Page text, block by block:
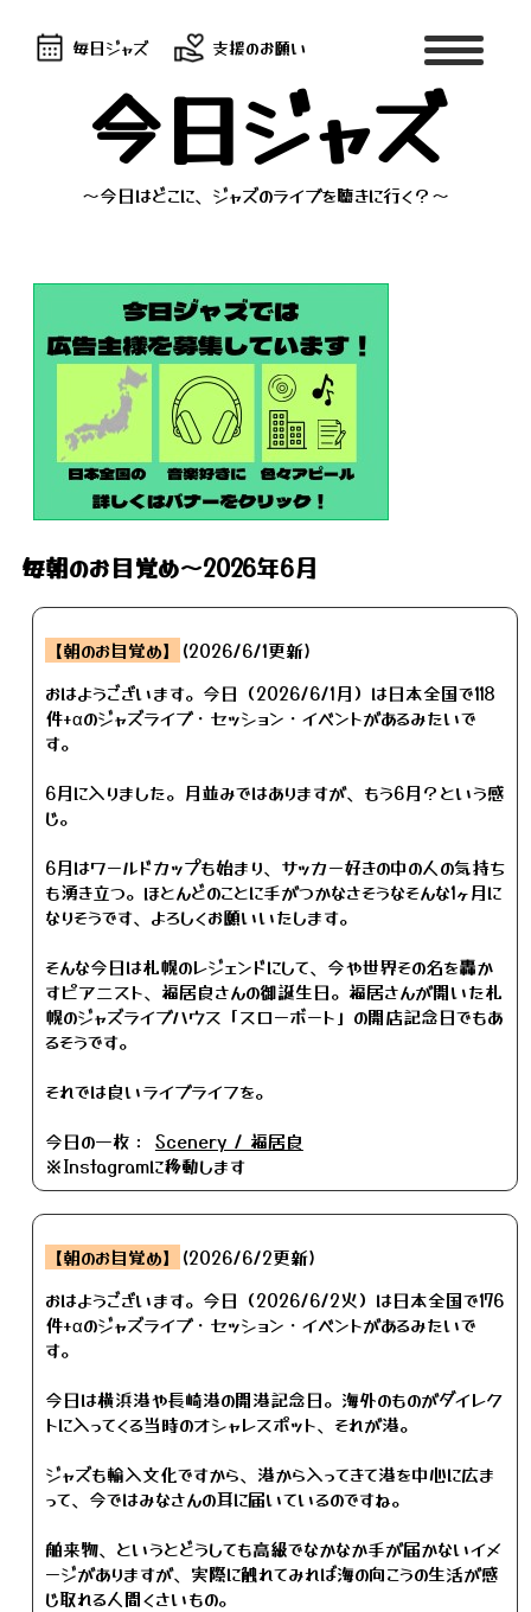
毎日ジャズ 支援のお願い
今日ジャズ
～今日はどこに、ジャズのライブを聴きに行く？～
毎朝のお目覚め～2026年6月
【朝のお目覚め】
(2026/6/1更新)
おはようございます。今日（2026/6/1月）は日本全国で118
件+αのジャズライブ・セッション・イベントがあるみたいで
す。
6月に入りました。月並みではありますが、もう6月？という感
じ。
6月はワールドカップも始まり、サッカー好きの中の人の気持ち
も湧き立つ。ほとんどのことに手がつかなさそうなそんな1ヶ月に
なりそうです、よろしくお願いいたします。
そんな今日は札幌のレジェンドにして、今や世界その名を轟か
すピアニスト、福居良さんの御誕生日。福居さんが開いた札
幌のジャズライブハウス「スローボート」の開店記念日でもあ
るそうです。
それでは良いライブライフを。
今日の一枚： Scenery / 福居良
※Instagramに移動します
【朝のお目覚め】
(2026/6/2更新)
おはようございます。今日（2026/6/2火）は日本全国で176
件+αのジャズライブ・セッション・イベントがあるみたいで
す。
今日は横浜港や長崎港の開港記念日。海外のものがダイレク
トに入ってくる当時のオシャレスポット、それが港。
ジャズも輸入文化ですから、港から入ってきて港を中心に広ま
って、今ではみなさんの耳に届いているのですね。
舶来物、というとどうしても高級でなかなか手が届かないイメ
ージがありますが、実際に触れてみれば海の向こうの生活が感
じ取れる人間くさいもの。